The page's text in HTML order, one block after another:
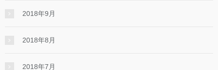
2018年9月
2018年8月
2018年7月